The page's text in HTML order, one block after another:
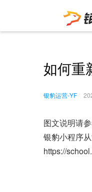
如何重
银豹运营-YF
图文说明请
银豹小程序
https://